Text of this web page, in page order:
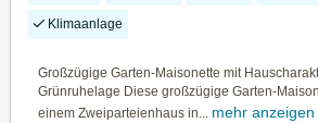
Klimaanlage
Großzügige Garten-Maisonette mit
Grünruhelage Diese großzügige Garten-
einem Zweiparteienhaus in... mehr anzeigen